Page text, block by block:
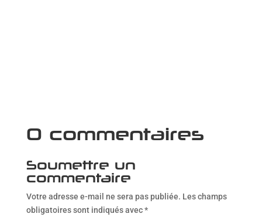
0 commentaires
Soumettre un
commentaire
Votre adresse e-mail ne sera pas publiée. Les champs
obligatoires sont indiqués avec*